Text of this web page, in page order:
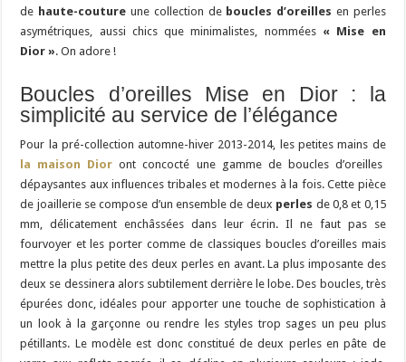
de haute-couture une collection de boucles d’oreilles en perles
asymétriques, aussi chics que minimalistes, nommées « Mise en
Dior ». On adore !
Boucles d’oreilles Mise en Dior : la
simplicité au service de l’élégance
Pour la pré-collection automne-hiver 2013-2014, les petites mains de
la maison Dior ont concocté une gamme de boucles d’oreilles
dépaysantes aux influences tribales et modernes à la fois. Cette pièce
de joaillerie se compose d’un ensemble de deux perles de 0,8 et 0,15
mm, délicatement enchâssées dans leur écrin. Il ne faut pas se
fourvoyer et les porter comme de classiques boucles d’oreilles mais
mettre la plus petite des deux perles en avant. La plus imposante des
deux se dessinera alors subtilement derrière le lobe. Des boucles, très
épurées donc, idéales pour apporter une touche de sophistication à
un look à la garçonne ou rendre les styles trop sages un peu plus
pétillants. Le modèle est donc constitué de deux perles en pâte de